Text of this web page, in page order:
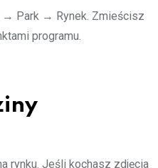
→ Park → Rynek. Zmieścisz
programu.
rynku. Jeśli kochasz zdjęcia